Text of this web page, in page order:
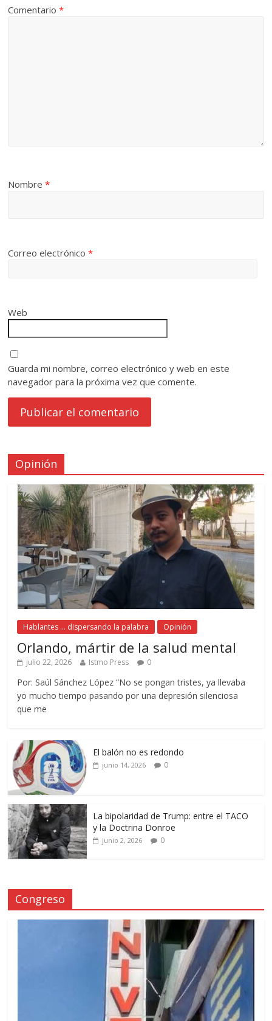
Comentario*
Nombre*
Correo electrónico*
Web
Guarda mi nombre, correo electrónico y web en este
navegador para la próxima vez que comente.
Opinión
Hablantes ... dispersando la palabra Opinión
Orlando, mártir de la salud mental
julio 22, 2026 Istmo Press 0
Por: Saúl Sánchez López “No se pongan tristes, ya llevaba
yo mucho tiempo pasando por una depresión silenciosa
que me
El balón no es redondo
junio 14, 2026 0
La bipolaridad de Trump: entre el TACO
y la Doctrina Donroe
junio 2, 2026 0
Congreso